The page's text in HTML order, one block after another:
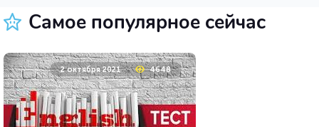
8 мая 2021 10553
Самое популярное сейчас
2 октября 2021 4648